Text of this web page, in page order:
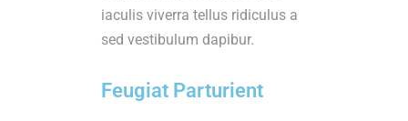
iaculis viverra tellus ridiculus a
sed vestibulum dapibur.
Feugiat Parturient